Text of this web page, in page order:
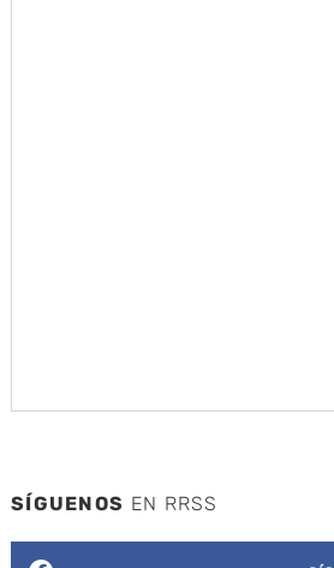
SÍGUENOS EN RRSS